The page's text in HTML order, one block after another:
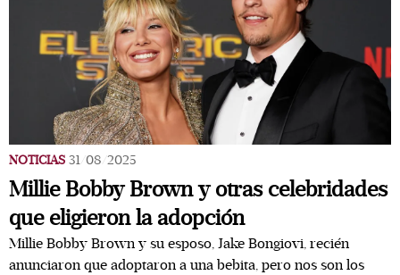
NOTICIAS 31/08/2025
Millie Bobby Brown y otras celebridades
que eligieron la adopción
Millie Bobby Brown y su esposo, Jake Bongiovi, recién
anunciaron que adoptaron a una bebita, pero nos son los